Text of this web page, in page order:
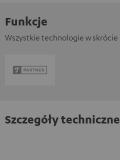
Funkcje
Wszystkie technologie w skrócie
Szczegóły techniczne